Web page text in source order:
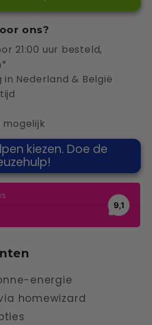
ons?
21:00 uur besteld,
Nederland & België
kiezen. Doe de
energie
homewizard